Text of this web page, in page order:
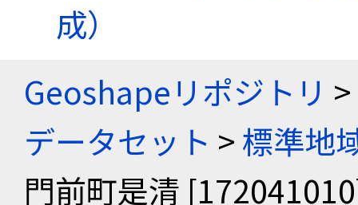
成）
Geoshapeリポジトリ >
データセット >標準地
門前町是清